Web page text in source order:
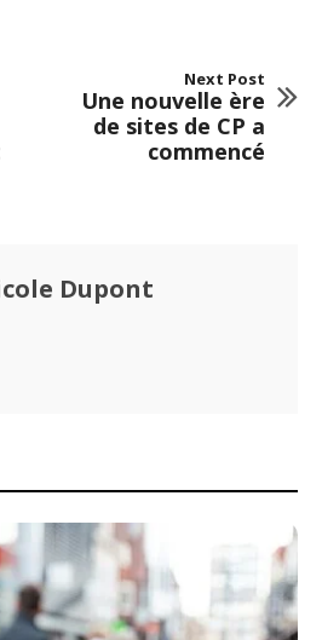
Next Post
Une nouvelle ère
de sites de CP a
commencé
Dupont